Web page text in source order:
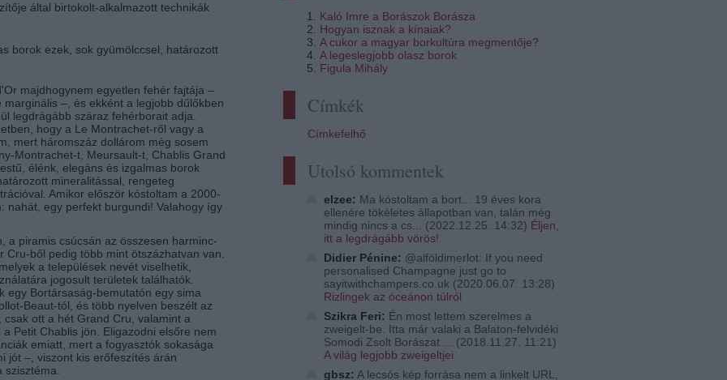
Kaló Imre a Borászok Borásza
Hogyan isznak a kínaiak?
A cukor a magyar borkultúra megmentője?
A legeslegjobb olasz borok
Figula Mihály
Címkék
Címkefelhő
Utolsó kommentek
elzee: Ma kóstoltam a bort... 19 éves kora
ellenére tökéletes állapotban van, talán még
mindig nincs a cs... (2022.12.25. 14:32) Éljen,
itt a legdrágább vörös!
Didier Pénine: @alföldimerlot: If you need
personalised Champagne just go to
sayitwithchampers.co.uk (2020.06.07. 13:28)
Rizlingek az óceánon túlról
Szikra Feri: Én most lettem szerelmes a
zweigelt-be. Itta már valaki a Balaton-felvidéki
Somodi Zsolt Borászat ... (2018.11.27. 11:21)
A világ legjobb zweigeltjei
gbsz: A lecsós kép forrása nem a linkelt URL,
által birtokolt-alkalmazott technikák
borok ezek, sok gyümölccsel, határozott
majdhogynem egyetlen fehér fajtája –
–, és ekként a legjobb dűlőkben
legdrágább száraz fehérborait adja.
hogy a Le Montrachet-ről vagy a
mert háromszáz dollárom még sosem
Montrachet-t, Meursault-t, Chablis Grand
élénk, elegáns és izgalmas borok
mineralitással, rengeteg
Amikor először kóstoltam a 2000-
nahát, egy perfekt burgundi! Valahogy így
a piramis csúcsán az összesen harminc-
ből pedig több mint ötszázhatvan van.
a települések nevét viselhetik,
jogosult területek találhatók.
egy Bortársaság-bemutatón egy sima
Beaut-tól, és több nyelven beszélt az
ott a hét Grand Cru, valamint a
Petit Chablis jön. Eligazodni elsőre nem
emiatt, mert a fogyasztók sokasága
jót –, viszont kis erőfeszítés árán